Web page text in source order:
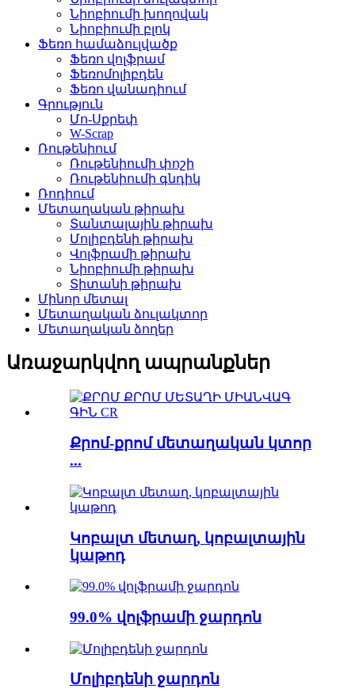
Նիոբիումի խողովակ
Նիոբիումի բլոկ
Ֆեռո համաձուլվածք
Ֆեռո վոլֆրամ
Ֆեռոմոլիբդեն
Ֆեռո վանադիում
Գրություն
Մո-Սքրեփ
W-Scrap
Ռութենիում
Ռութենիումի փոշի
Ռութենիումի գնդիկ
Ռոդիում
Մետաղական թիրախ
Տանտալային թիրախ
Մոլիբդենի թիրախ
Վոլֆրամի թիրախ
Նիոբիումի թիրախ
Տիտանի թիրախ
Մինոր մետալ
Մետաղական ձուլակտոր
Մետաղական ձողեր
Առաջարկվող ապրանքներ
Քրոմ-քրոմ մետաղական կտոր
...
Կոբալտ մետաղ, կոբալտային
կաթոդ
99.0% վոլֆրամի ջարդոն
Մոլիբդենի ջարդոն